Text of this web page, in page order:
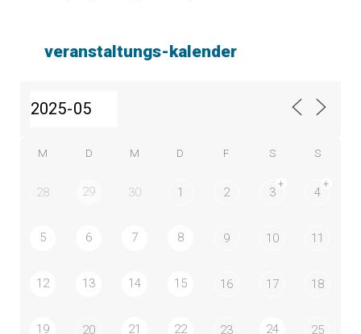
veranstaltungs-kalender
M D M D F S S
28 29 30 1 2 3
+
4
+
5 6 7 8 9 10 11
12 13 14 15 16 17 18
19 20 21 22 23 24 25